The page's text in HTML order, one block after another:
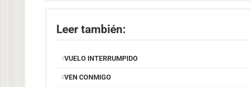
Leer también:
VUELO INTERRUMPIDO
VEN CONMIGO